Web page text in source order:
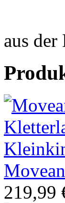
aus der
219,99